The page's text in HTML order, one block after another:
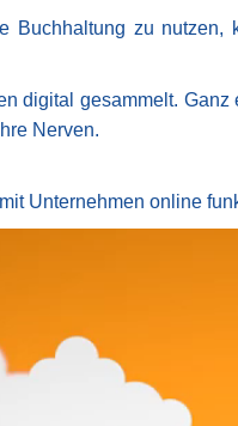
Buchhaltung zu
digital gesammelt.
Nerven.
Unternehmen online